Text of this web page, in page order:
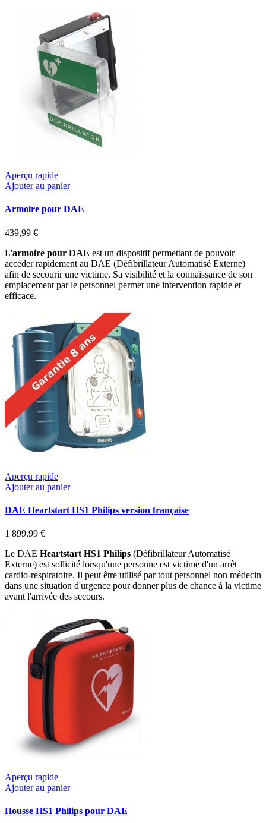
Aperçu rapide
Ajouter au panier
Armoire pour DAE
439,99 €
L'armoire pour DAE est un dispositif permettant de pouvoir
accéder rapidement au DAE (Défibrillateur Automatisé Externe)
afin de secourir une victime. Sa visibilité et la connaissance de son
emplacement par le personnel permet une intervention rapide et
efficace.
Aperçu rapide
Ajouter au panier
DAE Heartstart HS1 Philips version française
1 899,99 €
Le DAE Heartstart HS1 Philips (Défibrillateur Automatisé
Externe) est sollicité lorsqu'une personne est victime d'un arrêt
cardio-respiratoire. Il peut être utilisé par tout personnel non médecin
dans une situation d'urgence pour donner plus de chance à la victime
avant l'arrivée des secours.
Aperçu rapide
Ajouter au panier
Housse HS1 Philips pour DAE